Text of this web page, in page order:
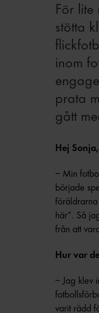
För
stötta
inom
prata
gått
Hej
– Min
började
här”. Så
från att
Hur var
– Jag klev
varit rädd